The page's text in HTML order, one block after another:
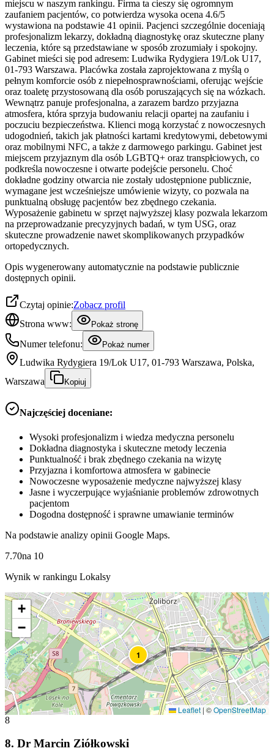
miejscu w naszym rankingu. Firma ta cieszy się ogromnym
zaufaniem pacjentów, co potwierdza wysoka ocena 4.6/5
wystawiona na podstawie 41 opinii. Pacjenci szczególnie doceniają
profesjonalizm lekarzy, dokładną diagnostykę oraz skuteczne plany
leczenia, które są przedstawiane w sposób zrozumiały i spokojny.
Gabinet mieści się pod adresem: Ludwika Rydygiera 19/Lok U17,
01-793 Warszawa. Placówka została zaprojektowana z myślą o
pełnym komforcie osób z niepełnosprawnościami, oferując wejście
oraz toaletę przystosowaną dla osób poruszających się na wózkach.
Wewnątrz panuje profesjonalna, a zarazem bardzo przyjazna
atmosfera, która sprzyja budowaniu relacji opartej na zaufaniu i
poczuciu bezpieczeństwa. Klienci mogą korzystać z nowoczesnych
udogodnień, takich jak płatności kartami kredytowymi, debetowymi
oraz mobilnymi NFC, a także z darmowego parkingu. Gabinet jest
miejscem przyjaznym dla osób LGBTQ+ oraz transpłciowych, co
podkreśla nowoczesne i otwarte podejście personelu. Choć
dokładne godziny otwarcia nie zostały udostępnione publicznie,
wymagane jest wcześniejsze umówienie wizyty, co pozwala na
punktualną obsługę pacjentów bez zbędnego czekania.
Wyposażenie gabinetu w sprzęt najwyższej klasy pozwala lekarzom
na przeprowadzanie precyzyjnych badań, w tym USG, oraz
skuteczne prowadzenie nawet skomplikowanych przypadków
ortopedycznych.
Opis wygenerowany automatycznie na podstawie publicznie
dostępnych opinii.
Czytaj opinie:Zobacz profil
Strona www:
Pokaż stronę
Numer telefonu: Pokaż numer
Ludwika Rydygiera 19/Lok U17, 01-793 Warszawa, Polska,
Warszawa
Kopiuj
Najczęściej doceniane:
Wysoki profesjonalizm i wiedza medyczna personelu
Dokładna diagnostyka i skuteczne metody leczenia
Punktualność i brak zbędnego czekania na wizytę
Przyjazna i komfortowa atmosfera w gabinecie
Nowoczesne wyposażenie medyczne najwyższej klasy
Jasne i wyczerpujące wyjaśnianie problemów zdrowotnych
pacjentom
Dogodna dostępność i sprawne umawianie terminów
Na podstawie analizy opinii Google Maps.
7.70na 10
Wynik w rankingu Lokalsy
1
+
−
Leaflet |©OpenStreetMap
8
8. Dr Marcin Ziółkowski